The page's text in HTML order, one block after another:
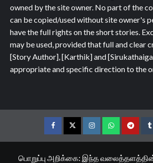
owned by the site owner. No part of the
can be copied/used without site owner's
have the full rights on the short stories.
may be used, provided that full and clear
[Story Author], [Karthik] and
appropriate and specific direction to the
FacebookTwitterInstagramWhatsapp
பொறுப்பு அறிக்கை: இந்த வலைத்தளத்தின்